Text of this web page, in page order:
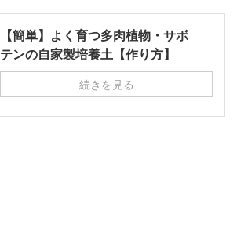
【簡単】よく育つ多肉植物・サボ
テンの自家製培養土【作り方】
続きを見る